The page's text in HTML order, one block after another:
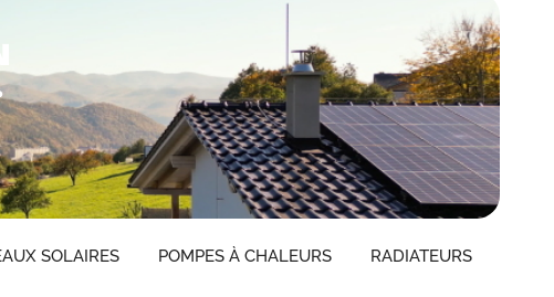
SOLAIRES POMPES À CHALEURS RADIATEURS